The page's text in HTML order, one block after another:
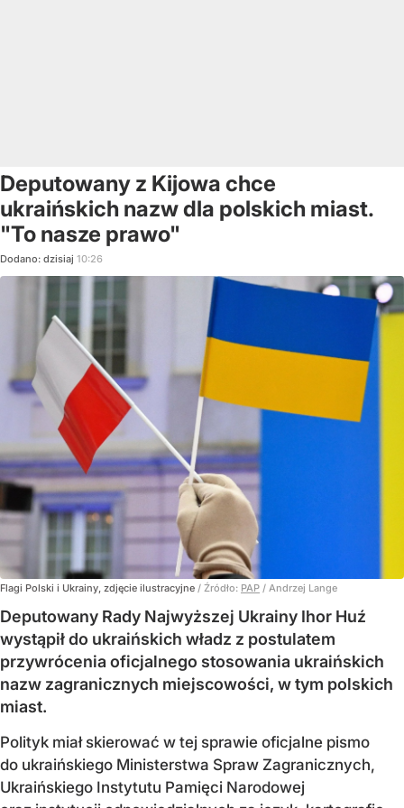
Deputowany z Kijowa chce
ukraińskich nazw dla polskich miast.
"To nasze prawo"
Dodano: dzisiaj 10:26
Flagi Polski i Ukrainy, zdjęcie ilustracyjne / Źródło: PAP / Andrzej Lange
Deputowany Rady Najwyższej Ukrainy Ihor Huź
wystąpił do ukraińskich władz z postulatem
przywrócenia oficjalnego stosowania ukraińskich
nazw zagranicznych miejscowości, w tym polskich
miast.
Polityk miał skierować w tej sprawie oficjalne pismo
do ukraińskiego Ministerstwa Spraw Zagranicznych,
Ukraińskiego Instytutu Pamięci Narodowej